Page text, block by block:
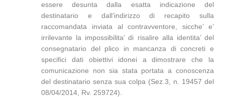
essere desunta dalla esatta indicazione del
destinatario e dall’indirizzo di recapito sulla
raccomandata inviata al contravventore, sicche’ e’
irrilevante la impossibilita’ di risalire alla identita’ del
consegnatario del plico in mancanza di concreti e
specifici dati obiettivi idonei a dimostrare che la
comunicazione non sia stata portata a conoscenza
del destinatario senza sua colpa (Sez.3, n. 19457 del
08/04/2014, Rv. 259724).